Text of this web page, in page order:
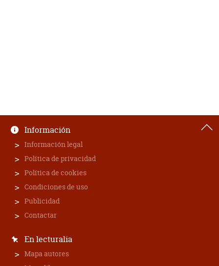
Información
Información legal
Política de privacidad
Política de cookies
Condiciones de uso
Publicidad
Contactar
En lecturalia
Mapa autores